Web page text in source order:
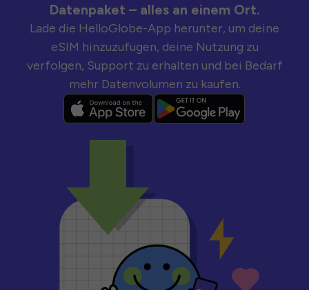
Datenpaket – alles an einem Ort.
Lade die HelloGlobe-App herunter, um deine
eSIM hinzuzufügen, deine Nutzung zu
verfolgen, Support zu erhalten und bei Bedarf
mehr Datenvolumen zu kaufen.